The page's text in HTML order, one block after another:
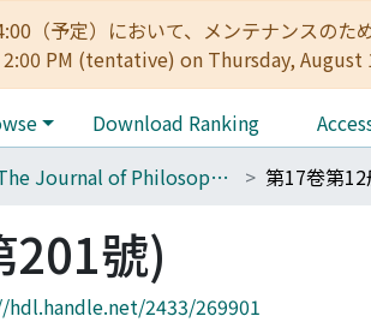
（予定）において、メンテナンス
PM (tentative) on Thursday,
Download Ranking
The Journal of Philosophical Studies 第17卷第
201號)
2433/269901